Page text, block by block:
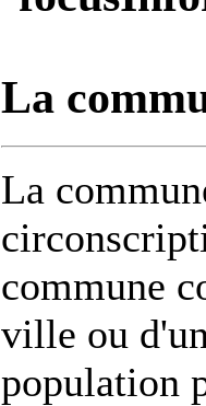
La
La
commune
ville ou
population